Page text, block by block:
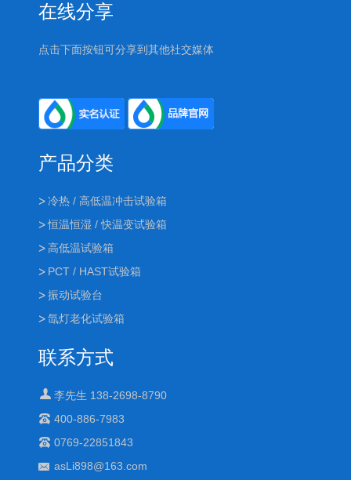
在线分享
点击下面按钮可分享到其他社交媒体
产品分类
冷热 / 高低温冲击试验箱
恒温恒湿 / 快温变试验箱
高低温试验箱
PCT / HAST试验箱
振动试验台
氙灯老化试验箱
联系方式
李先生 138-2698-8790
400-886-7983
0769-22851843
asLi898@163.com